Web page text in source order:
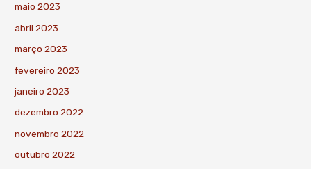
maio 2023
abril 2023
março 2023
fevereiro 2023
janeiro 2023
dezembro 2022
novembro 2022
outubro 2022